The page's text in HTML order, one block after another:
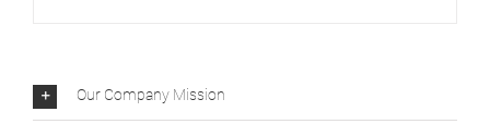
Our Company Mission